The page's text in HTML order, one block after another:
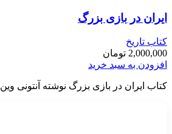
ایران در بازی بزرگ
کتاب تاریخ
2,000,000 تومان
افزودن به سبد خرید
کتاب ایران در بازی بزرگ نوشته آنتونی وین